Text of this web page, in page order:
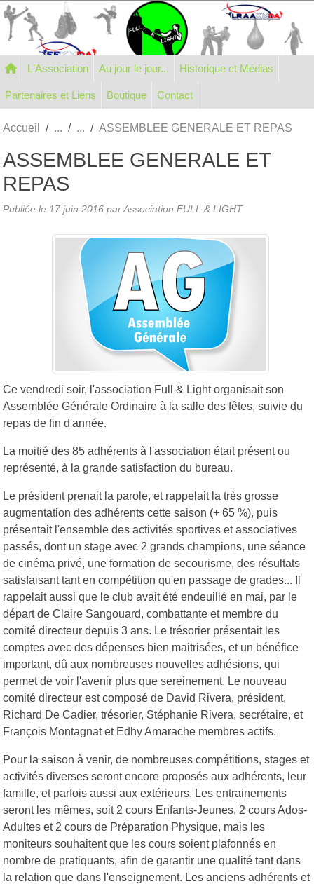
L'Association Au jour le jour... Historique et Médias
Partenaires et Liens Boutique Contact
Accueil ASSEMBLEE GENERALE ET REPAS
ASSEMBLEE GENERALE ET
REPAS
Publiée le 17 juin 2016 par Association FULL & LIGHT
Ce vendredi soir, l'association Full & Light organisait son
Assemblée Générale Ordinaire à la salle des fêtes, suivie du
repas de fin d'année.
La moitié des 85 adhérents à l'association était présent ou
représenté, à la grande satisfaction du bureau.
Le président prenait la parole, et rappelait la très grosse
augmentation des adhérents cette saison (+ 65 %), puis
présentait l'ensemble des activités sportives et associatives
passés, dont un stage avec 2 grands champions, une séance
de cinéma privé, une formation de secourisme, des résultats
satisfaisant tant en compétition qu'en passage de grades... Il
rappelait aussi que le club avait été endeuillé en mai, par le
départ de Claire Sangouard, combattante et membre du
comité directeur depuis 3 ans. Le trésorier présentait les
comptes avec des dépenses bien maitrisées, et un bénéfice
important, dû aux nombreuses nouvelles adhésions, qui
permet de voir l'avenir plus que sereinement. Le nouveau
comité directeur est composé de David Rivera, président,
Richard De Cadier, trésorier, Stéphanie Rivera, secrétaire, et
François Montagnat et Edhy Amarache membres actifs.
Pour la saison à venir, de nombreuses compétitions, stages et
activités diverses seront encore proposés aux adhérents, leur
famille, et parfois aussi aux extérieurs. Les entrainements
seront les mêmes, soit 2 cours Enfants-Jeunes, 2 cours Ados-
Adultes et 2 cours de Préparation Physique, mais les
moniteurs souhaitent que les cours soient plafonnés en
nombre de pratiquants, afin de garantir une qualité tant dans
la relation que dans l'enseignement. Les anciens adhérents et
Panneau de gestion des cookies